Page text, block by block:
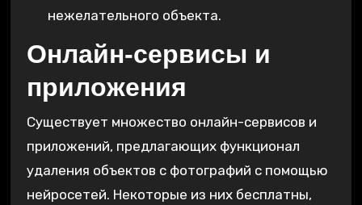
нежелательного объекта.
Онлайн-сервисы и
приложения
Существует множество онлайн-сервисов и
приложений, предлагающих функционал
удаления объектов с фотографий с помощью
нейросетей. Некоторые из них бесплатны,